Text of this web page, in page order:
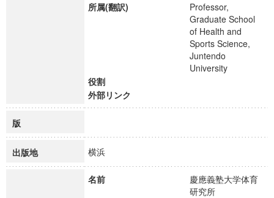
所属(翻訳)
Professor,
Graduate School
of Health and
Sports Science,
Juntendo
University
役割
外部リンク
版
出版地 横浜
名前
慶應義塾大学体育
研究所